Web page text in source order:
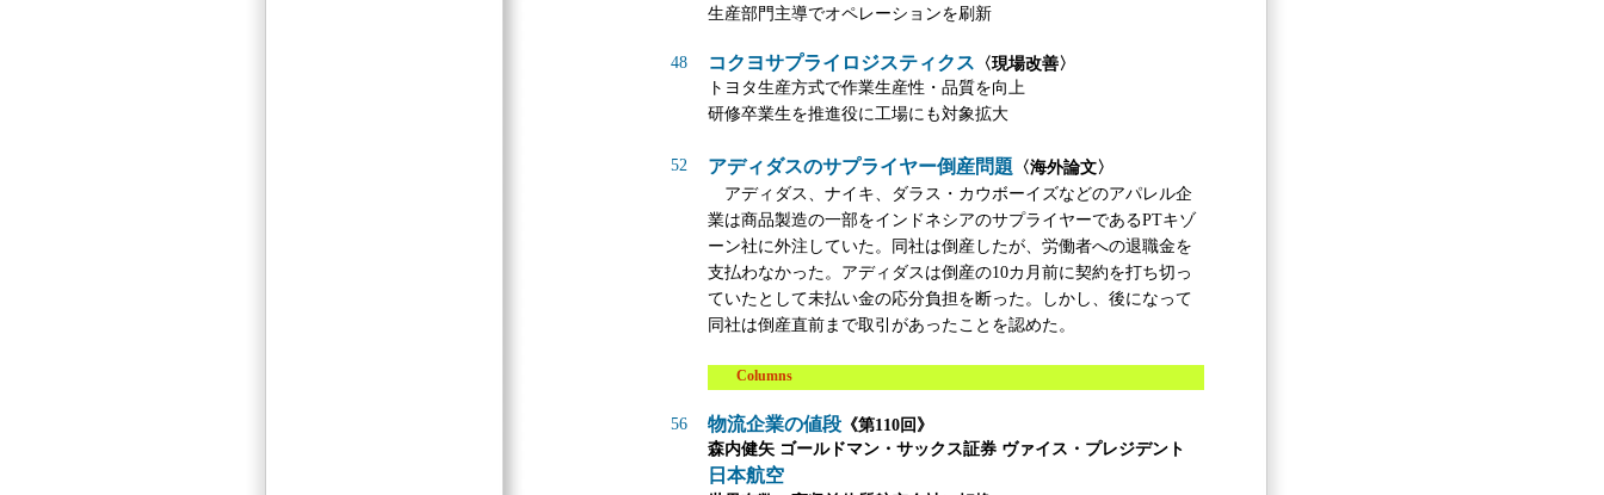
生産部門主導でオペレーションを刷新
48 コクヨサプライロジスティクス 〈現場改善〉
トヨタ生産方式で作業生産性・品質を向上
研修卒業生を推進役に工場にも対象拡大
52 アディダスのサプライヤー倒産問題 〈海外論文〉
アディダス、ナイキ、ダラス・カウボーイズなどのアパレル企
業は商品製造の一部をインドネシアのサプライヤーであるPTキゾ
ーン社に外注していた。同社は倒産したが、労働者への退職金を
支払わなかった。アディダスは倒産の10カ月前に契約を打ち切っ
ていたとして未払い金の応分負担を断った。しかし、後になって
同社は倒産直前まで取引があったことを認めた。
Columns
56 物流企業の値段 《第110回》
森内健矢 ゴールドマン・サックス証券 ヴァイス・プレジデント
日本航空